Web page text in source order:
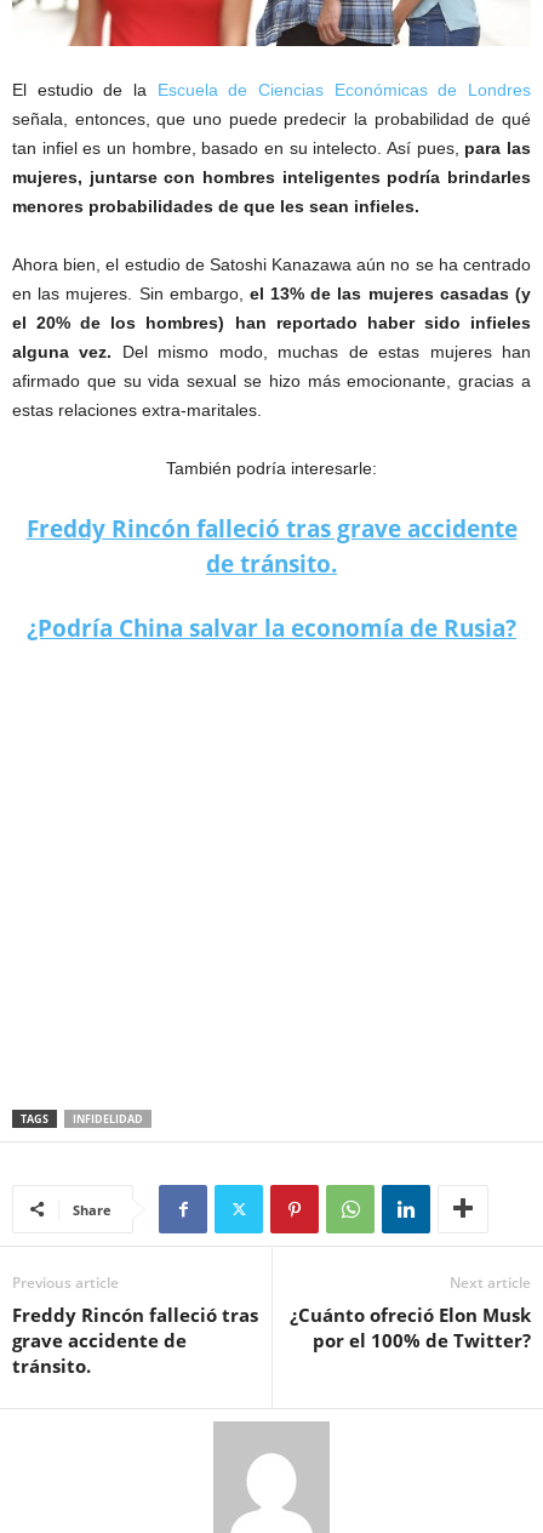
El estudio de la Escuela de Ciencias Económicas de Londres
señala, entonces, que uno puede predecir la probabilidad de qué
tan infiel es un hombre, basado en su intelecto. Así pues, para las
mujeres, juntarse con hombres inteligentes podría brindarles
menores probabilidades de que les sean infieles.
Ahora bien, el estudio de Satoshi Kanazawa aún no se ha centrado
en las mujeres. Sin embargo, el 13% de las mujeres casadas (y
el 20% de los hombres) han reportado haber sido infieles
alguna vez. Del mismo modo, muchas de estas mujeres han
afirmado que su vida sexual se hizo más emocionante, gracias a
estas relaciones extra-maritales.
También podría interesarle:
Freddy Rincón falleció tras grave accidente
de tránsito.
¿Podría China salvar la economía de Rusia?
TAGS INFIDELIDAD
Share
Previous article
Freddy Rincón falleció tras
grave accidente de
tránsito.
Next article
¿Cuánto ofreció Elon Musk
por el 100% de Twitter?